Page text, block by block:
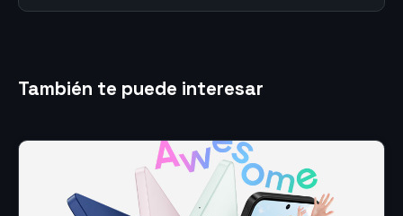
También te puede interesar